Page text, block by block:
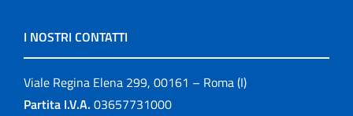
I NOSTRI CONTATTI
Viale Regina Elena 299, 00161 – Roma (I)
Partita I.V.A. 03657731000